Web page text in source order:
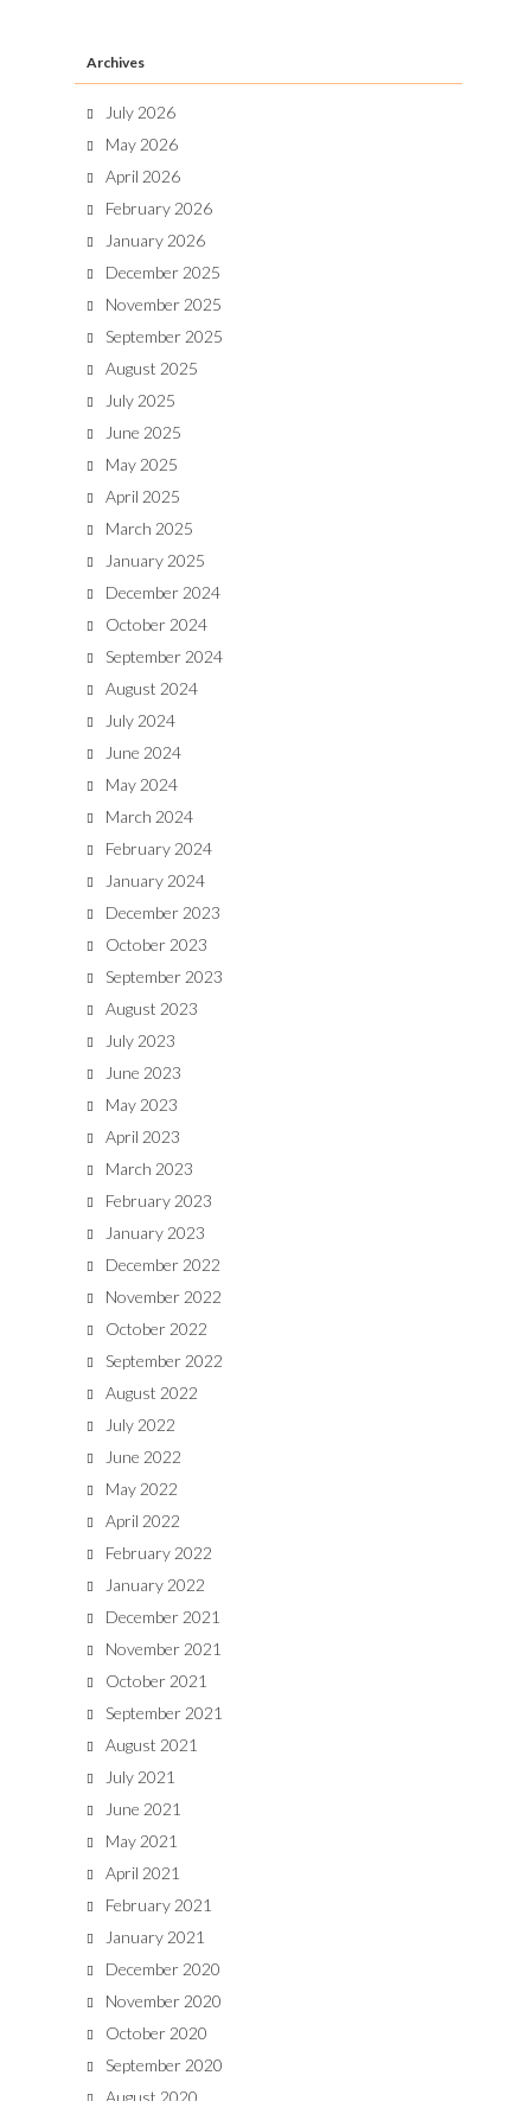
Archives
July 2026
May 2026
April 2026
February 2026
January 2026
December 2025
November 2025
September 2025
August 2025
July 2025
June 2025
May 2025
April 2025
March 2025
January 2025
December 2024
October 2024
September 2024
August 2024
July 2024
June 2024
May 2024
March 2024
February 2024
January 2024
December 2023
October 2023
September 2023
August 2023
July 2023
June 2023
May 2023
April 2023
March 2023
February 2023
January 2023
December 2022
November 2022
October 2022
September 2022
August 2022
July 2022
June 2022
May 2022
April 2022
February 2022
January 2022
December 2021
November 2021
October 2021
September 2021
August 2021
July 2021
June 2021
May 2021
April 2021
February 2021
January 2021
December 2020
November 2020
October 2020
September 2020
August 2020